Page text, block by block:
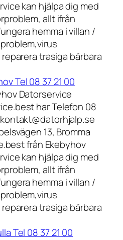
kan hjälpa dig med
allt ifrån
hemma i villan /
trasiga bärbara
Tel 08 37 21 00
Datorservice
har Telefon 08
13, Bromma
från Ekebyhov
kan hjälpa dig med
allt ifrån
hemma i villan /
trasiga bärbara
Tel 08 37 21 00